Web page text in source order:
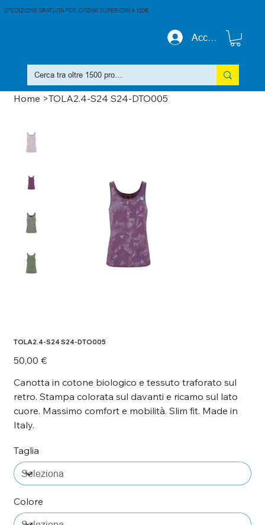
Accedi
SPEDIZIONE GRATUITA PER ORDINI SUPERIORI A 120€
Home >TOLA2.4-S24 S24-DTO005
TOLA2.4-S24 S24-DTO005
Prezzo
50,00 €
Canotta in cotone biologico e tessuto traforato sul
retro. Stampa colorata sul davanti e ricamo sul lato
cuore. Massimo comfort e mobilità. Slim fit. Made in
Italy.
Taglia
Colore